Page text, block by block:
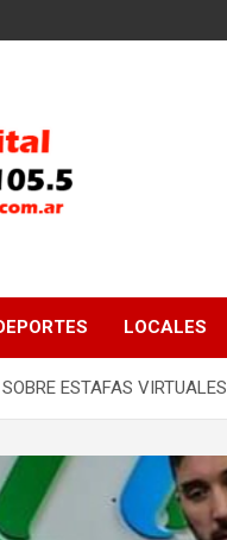
LOCALES
ESTAFAS VIRTUALES